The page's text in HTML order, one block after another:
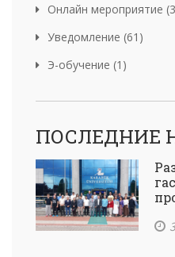
Онлайн мероприятие
Уведомление (61)
Э-обучение (1)
ПОСЛЕДНИЕ